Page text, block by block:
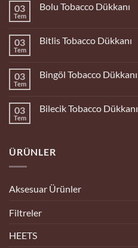
03
Tem
Bolu Tobacco Dükkanı
Tobacco
03
Tem
Bitlis Tobacco Dükkanı
Tobacco
03
Tem
Bingöl Tobacco Dükkanı
Tobacco
03
Tem
Bilecik Tobacco Dükkanı
Dükkanı
ÜRÜNLER
Aksesuar Ürünler
Filtreler
HEETS